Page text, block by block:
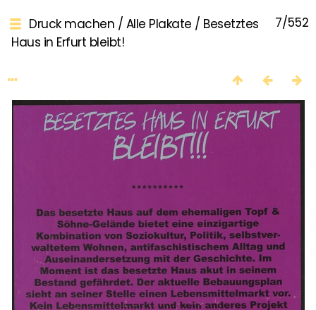
7/552
Druck machen / Alle Plakate / Besetztes
Haus in Erfurt bleibt!